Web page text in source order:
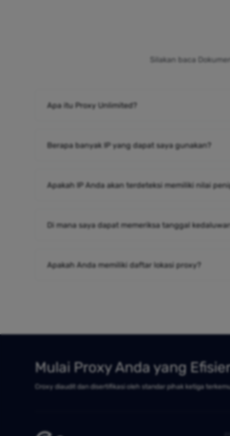
Silakan baca
Apa itu Proxy Unlimited?
Berapa banyak IP yang dapat saya gunakan?
Apakah IP Anda akan terdeteksi memiliki nilai
Di mana saya dapat memeriksa tanggal
Apakah Anda memiliki daftar lokasi proxy?
Mulai Proxy Anda yang
Croxy diaudit dan disertifikasi oleh standar pihak ketiga